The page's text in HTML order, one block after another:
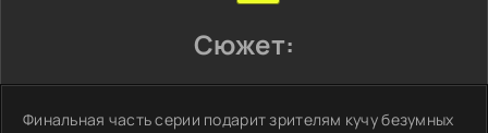
Сюжет:
Финальная часть серии подарит зрителям кучу безумных